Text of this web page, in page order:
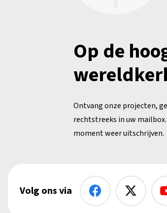
Op de
Ontvang onze projecten,
rechtstreeks in uw
moment weer uitschrijven.
Volg ons via